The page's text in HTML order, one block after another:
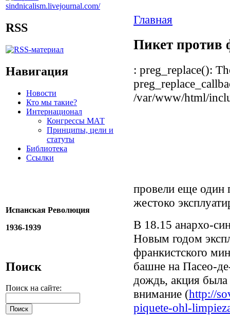
RSS
Навигация
Новости
Кто мы такие?
Интернационал
Конгрессы МАТ
Принципы, цели и
статуты
Библиотека
Ссылки
Испанская Революция
1936-1939
Поиск
Поиск на сайте:
Главная
Пикет
: preg_replace():
/var/www/html/
провели еще один
жестоко
В 18.15 анархо-
Новым годом
франкистского
башне на Пасео-
дождь, акция
внимание (http://
piquete-ohl-